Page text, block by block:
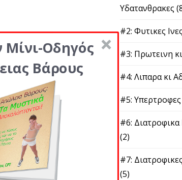
Υδατανθρακες
#2: Φυτικες
#3: Πρωτεινη
#4: Λιπαρα κι
#5:
#6:
(2)
#7:
(5)
Οδηγός
Βάρους